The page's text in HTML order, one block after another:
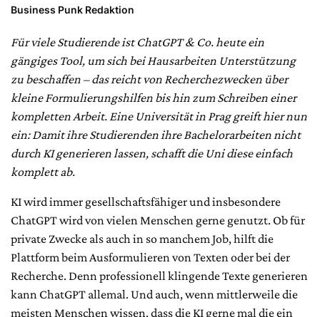
Business Punk Redaktion
Für viele Studierende ist ChatGPT & Co. heute ein
gängiges Tool, um sich bei Hausarbeiten Unterstützung
zu beschaffen – das reicht von Recherchezwecken über
kleine Formulierungshilfen bis hin zum Schreiben einer
kompletten Arbeit. Eine Universität in Prag greift hier nun
ein: Damit ihre Studierenden ihre Bachelorarbeiten nicht
durch KI generieren lassen, schafft die Uni diese einfach
komplett ab.
KI wird immer gesellschaftsfähiger und insbesondere
ChatGPT wird von vielen Menschen gerne genutzt. Ob für
private Zwecke als auch in so manchem Job, hilft die
Plattform beim Ausformulieren von Texten oder bei der
Recherche. Denn professionell klingende Texte generieren
kann ChatGPT allemal. Und auch, wenn mittlerweile die
meisten Menschen wissen, dass die KI gerne mal die ein